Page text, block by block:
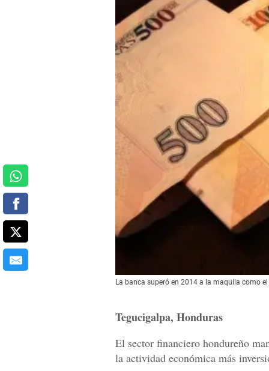
La banca superó en 2014 a la maquila como
Tegucigalpa, Honduras
El sector financiero hondureño
la actividad económica más